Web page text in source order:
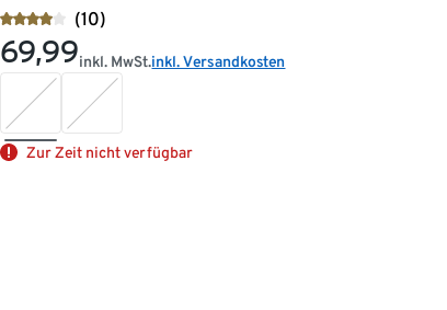
(10)
69,99inkl. MwSt.inkl. Versandkosten
Zur Zeit nicht verfügbar